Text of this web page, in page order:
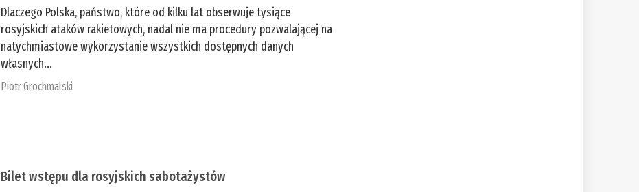
Dlaczego Polska, państwo, które od kilku lat obserwuje tysiące
rosyjskich ataków rakietowych, nadal nie ma procedury pozwalającej na
natychmiastowe wykorzystanie wszystkich dostępnych danych
własnych...
Piotr Grochmalski
Bilet wstępu dla rosyjskich sabotażystów